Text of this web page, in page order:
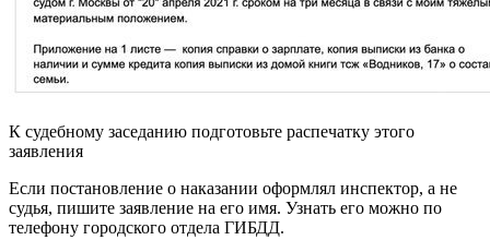
К судебному заседанию подготовьте распечатку этого
заявления
Если постановление о наказании оформлял инспектор, а не
судья, пишите заявление на его имя. Узнать его можно по
телефону городского отдела ГИБДД.